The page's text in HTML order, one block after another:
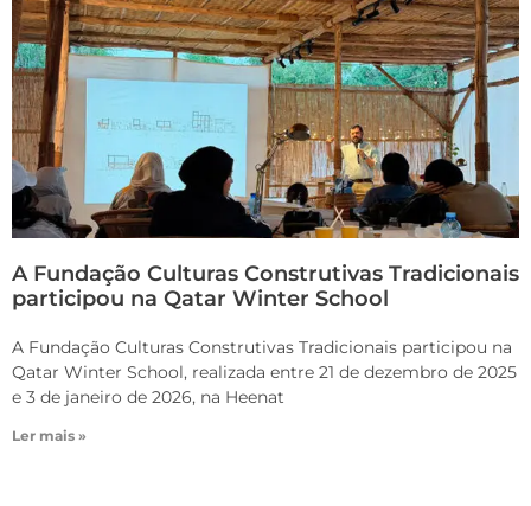
A Fundação Culturas Construtivas Tradicionais
participou na Qatar Winter School
A Fundação Culturas Construtivas Tradicionais participou na
Qatar Winter School, realizada entre 21 de dezembro de 2025
e 3 de janeiro de 2026, na Heenat
Ler mais »